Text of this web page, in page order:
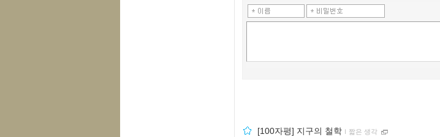
[100자평] 지구의 철학 ｌ 짧은 생각